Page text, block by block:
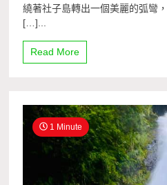
繞著社子島轉出一個美麗的弧彎
[…]...
Read More
1 Minute